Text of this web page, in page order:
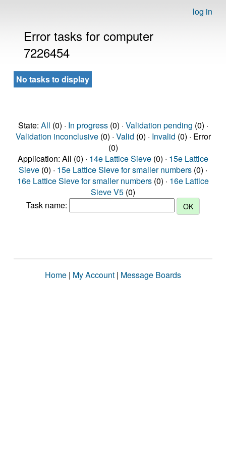
log in
Error tasks for computer
7226454
No tasks to display
State: All (0) · In progress(0) · Validation pending (0) ·
Validation inconclusive(0) · Valid (0) · Invalid (0) · Error
(0)
Application: All (0) · 14e Lattice Sieve (0) · 15e Lattice
Sieve (0) · 15e Lattice Sieve for smaller numbers (0) ·
16e Lattice Sieve for smaller numbers (0) · 16e Lattice
Sieve V5 (0)
Task name:
Home | My Account | Message Boards